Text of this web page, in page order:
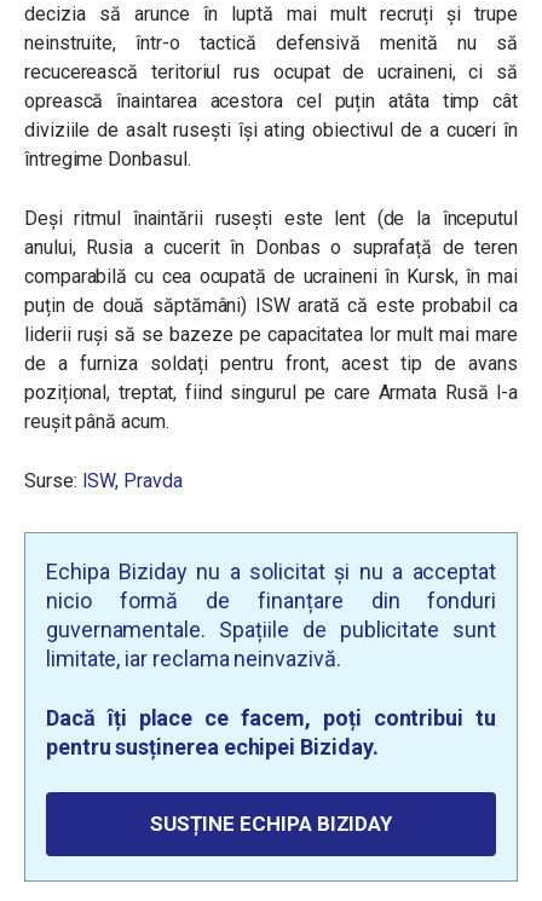
decizia să arunce în luptă mai mult recruți și trupe
neinstruite, într-o tactică defensivă menită nu să
recucerească teritoriul rus ocupat de ucraineni, ci să
oprească înaintarea acestora cel puțin atâta timp cât
diviziile de asalt rusești își ating obiectivul de a cuceri în
întregime Donbasul.
Deși ritmul înaintării rusești este lent (de la începutul
anului, Rusia a cucerit în Donbas o suprafață de teren
comparabilă cu cea ocupată de ucraineni în Kursk, în mai
puțin de două săptămâni) ISW arată că este probabil ca
liderii ruși să se bazeze pe capacitatea lor mult mai mare
de a furniza soldați pentru front, acest tip de avans
pozițional, treptat, fiind singurul pe care Armata Rusă l-a
reușit până acum.
Surse: ISW, Pravda
Echipa Biziday nu a solicitat și nu a acceptat
nicio formă de finanțare din fonduri
guvernamentale. Spațiile de publicitate sunt
limitate, iar reclama neinvazivă.
Dacă îți place ce facem, poți contribui tu
pentru susținerea echipei Biziday.
SUSȚINE ECHIPA BIZIDAY